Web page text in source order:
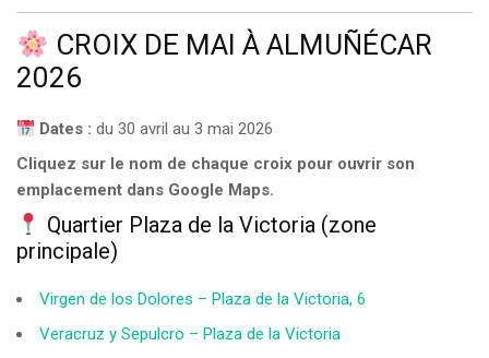
CROIX DE MAI À ALMUÑÉCAR
2026
Dates : du 30 avril au 3 mai 2026
Cliquez sur le nom de chaque croix pour ouvrir son
emplacement dans Google Maps.
Quartier Plaza de la Victoria (zone
principale)
Virgen de los Dolores – Plaza de la Victoria, 6
Veracruz y Sepulcro – Plaza de la Victoria